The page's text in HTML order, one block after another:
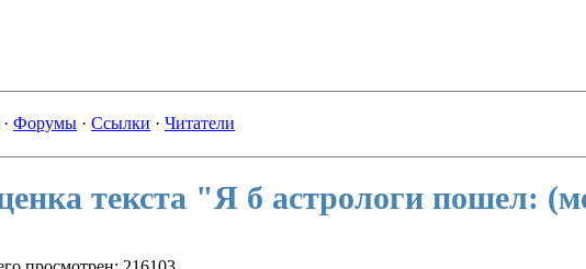
· Форумы · Ссылки · Читатели
текста "Я б астрологи пошел: